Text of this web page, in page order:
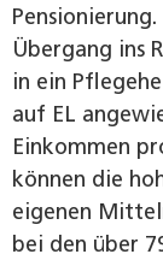
Übergang ins
in ein
auf EL
Einkommen
können die
eigenen
bei den über